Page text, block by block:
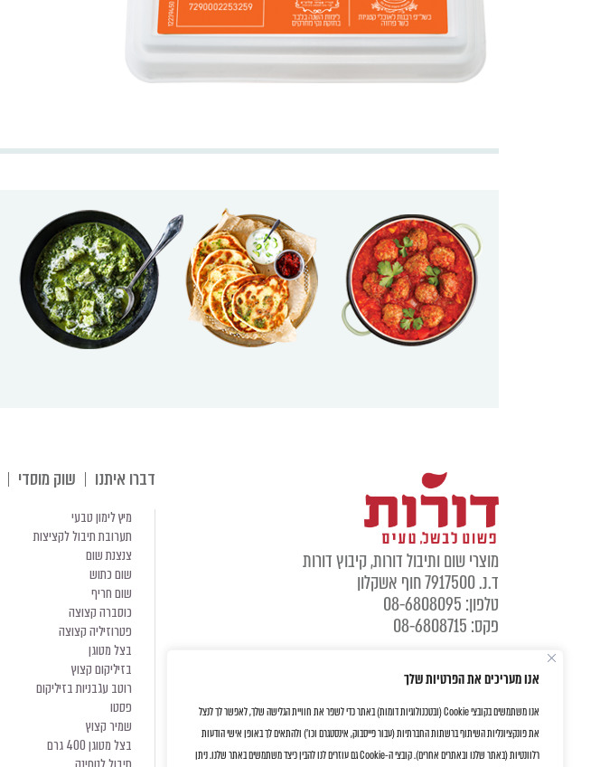
אנו מעריכים את הפרטיות שלך
אנו משתמשים בקובצי Cookie (ובטכנולוגיות דומות) באתר כדי לשפר את חוויית הגלישה שלך, לאפשר לך לנצל
את פונקציונליות השיתוף ברשתות החברתיות (עבור פייסבוק, אינסטגרם וכו') ולהתאים לך באופן אישי הודעות
רלוונטיות (באתר שלנו ובאתרים אחרים). קובצי ה-Cookie גם עוזרים לנו להבין כיצד משתמשים באתר שלנו. ניתן
מוצרי שום ותיבול דורות, קיבוץ דורות
ד.נ. 7917500 חוף אשקלון
טלפון: 08-6808095
פקס: 08-6808715
דברו איתנו שוק מוסדי
מיץ לימון טבעי
תערובת תיבול לקציצות
צנצנת שום
שום כתוש
שום חריף
כוסברה קצוצה
פטרוזיליה קצוצה
בצל מטוגן
בזיליקום קצוץ
רוטב עגבניות בזיליקום
פסטו
שמיר קצוץ
בצל מטוגן 400 גרם